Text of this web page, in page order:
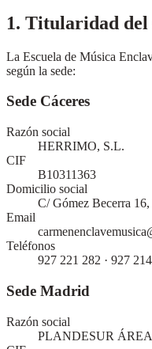
1. Titularidad del
La Escuela de Música
según la sede:
Sede Cáceres
Razón social
HERRIMO, S.L.
CIF
B10311363
Domicilio social
C/ Gómez Becerra
Email
Teléfonos
927 221 282 · 927
Sede Madrid
Razón social
PLANDESUR